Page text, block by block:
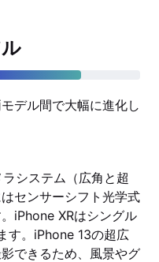
デル間で大幅に進化し
システム（広角と超
センサーシフト光学式
iPhone XRはシングル
す。iPhone 13の超広
できるため、風景やグ